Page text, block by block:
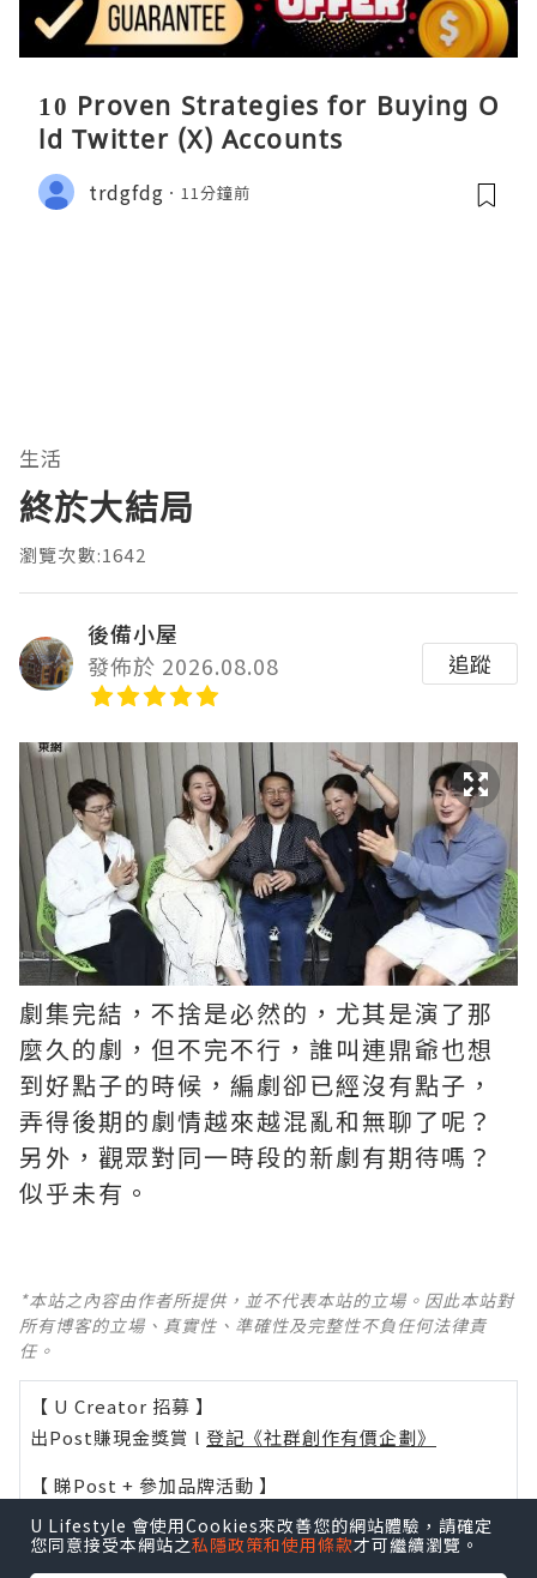
U Lifestyle 會使用Cookies來改善您的網站體驗，請確定
您同意接受本網站之私隱政策和使用條款才可繼續瀏覽。
10 Proven Strategies for Buying O
ld Twitter (X) Accounts
trdgfdg 11分鐘前
生活
終於大結局
瀏覽次數:1642
後備小屋
發佈於 2026.08.08
追蹤
劇集完結，不捨是必然的，尤其是演了那
麼久的劇，但不完不行，誰叫連鼎爺也想
到好點子的時候，編劇卻已經沒有點子，
弄得後期的劇情越來越混亂和無聊了呢？ ​​​
另外，觀眾對同一時段的新劇有期待嗎？
似乎未有。
*本站之內容由作者所提供，並不代表本站的立場。因此本站對
所有博客的立場、真實性、準確性及完整性不負任何法律責
任。
【 U Creator 招募 】
出Post賺現金獎賞 l 登記《社群創作有價企劃》
【 睇Post + 參加品牌活動 】
瀏覽更多社群打卡丶 旅遊丶美食丶親子丶寵物 丶扮靚
攻略及活動情報